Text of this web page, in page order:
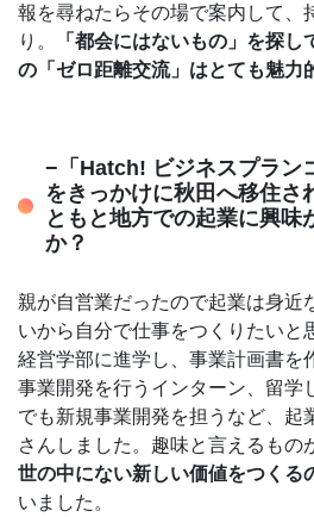
報を尋ねたらその場で案内して、
り。
「都会にはないもの」を探
の「ゼロ距離交流」はとても魅力
−「Hatch! ビジネスプラン
をきっかけに秋田へ移住さ
ともと地方での起業に興味
か？
親が自営業だったので起業は身近
いから自分で仕事をつくりたいと
経営学部に進学し、事業計画書を
事業開発を行うインターン、留学
でも新規事業開発を担うなど、起
さんしました。趣味と言えるもの
世の中にない新しい価値をつくる
いました。